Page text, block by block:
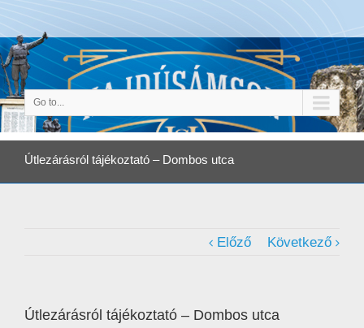
Go to...
Útlezárásról tájékoztató – Dombos utca
Előző Következő
Útlezárásról tájékoztató – Dombos utca